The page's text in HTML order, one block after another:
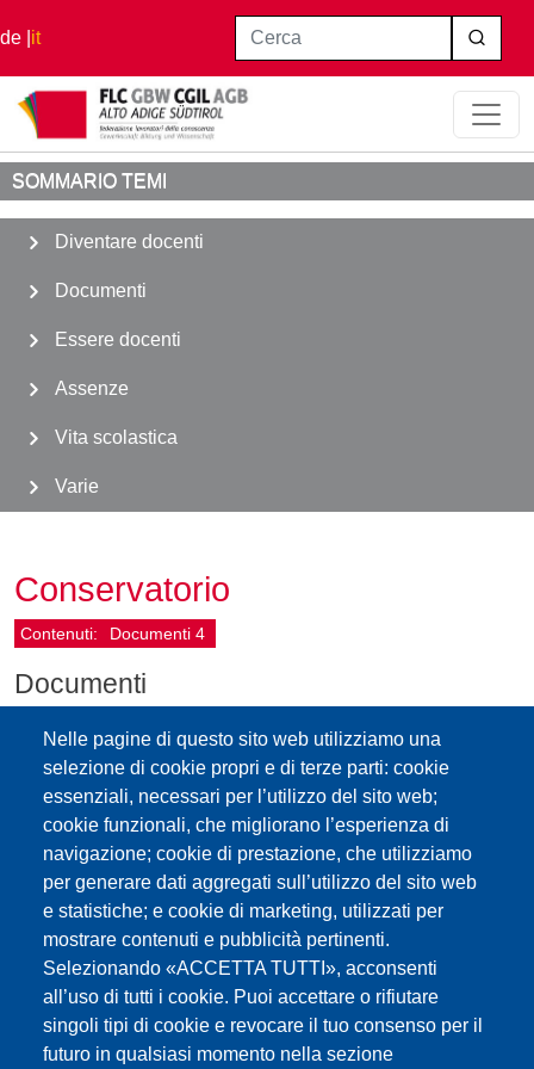
Salta al contenuto principale
de it
Nelle pagine di questo sito web utilizziamo una
selezione di cookie propri e di terze parti: cookie
essenziali, necessari per l’utilizzo del sito web;
cookie funzionali, che migliorano l’esperienza di
navigazione; cookie di prestazione, che utilizziamo
per generare dati aggregati sull’utilizzo del sito web
e statistiche; e cookie di marketing, utilizzati per
mostrare contenuti e pubblicità pertinenti.
Selezionando «ACCETTA TUTTI», acconsenti
all’uso di tutti i cookie. Puoi accettare o rifiutare
singoli tipi di cookie e revocare il tuo consenso per il
futuro in qualsiasi momento nella sezione
Cerca
Home Conservatorio
Conservatorio
Contenuti: Documenti 4
Documenti
Percorsi abilitanti di Musica e
Strumento musicale in lingua italiana
(2024)
Modifiche DPR n. 89/1983 norme
attuazione ordinamento scolastico
Bando Accesso Corso accademico
2° livello - strumento musicale
SOMMARIO TEMI
Diventare docenti
Documenti
Essere docenti
Assenze
Vita scolastica
Varie